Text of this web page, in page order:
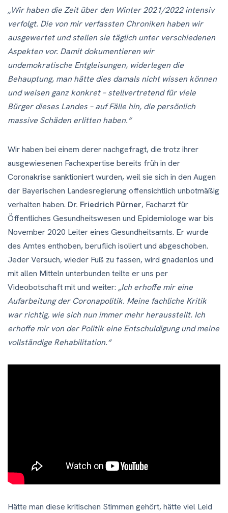
„Wir haben die Zeit über den Winter 2021/2022 intensiv
verfolgt. Die von mir verfassten Chroniken haben wir
ausgewertet und stellen sie täglich unter verschiedenen
Aspekten vor. Damit dokumentieren wir
undemokratische Entgleisungen, widerlegen die
Behauptung, man hätte dies damals nicht wissen können
und weisen ganz konkret – stellvertretend für viele
Bürger dieses Landes – auf Fälle hin, die persönlich
massive Schäden erlitten haben.“
Wir haben bei einem derer nachgefragt, die trotz ihrer
ausgewiesenen Fachexpertise bereits früh in der
Coronakrise sanktioniert wurden, weil sie sich in den Augen
der Bayerischen Landesregierung offensichtlich unbotmäßig
verhalten haben. Dr. Friedrich Pürner, Facharzt für
Öffentliches Gesundheitswesen und Epidemiologe war bis
November 2020 Leiter eines Gesundheitsamts. Er wurde
des Amtes enthoben, beruflich isoliert und abgeschoben.
Jeder Versuch, wieder Fuß zu fassen, wird gnadenlos und
mit allen Mitteln unterbunden teilte er uns per
Videobotschaft mit und weiter: „Ich erhoffe mir eine
Aufarbeitung der Coronapolitik. Meine fachliche Kritik
war richtig, wie sich nun immer mehr herausstellt. Ich
erhoffe mir von der Politik eine Entschuldigung und meine
vollständige Rehabilitation.“
Hätte man diese kritischen Stimmen gehört, hätte viel Leid